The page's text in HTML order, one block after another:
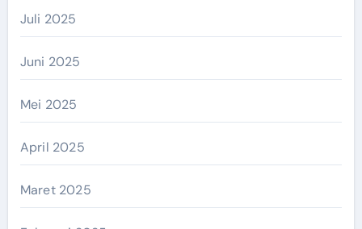
Juli 2025
Juni 2025
Mei 2025
April 2025
Maret 2025